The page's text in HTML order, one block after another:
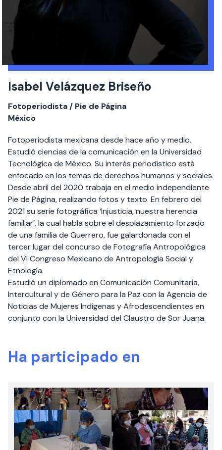
Isabel Velázquez Briseño
Fotoperiodista / Pie de Página
México
Fotoperiodista mexicana desde hace año y medio.
Estudió ciencias de la comunicación en la Universidad
Tecnológica de México. Su interés periodístico está
enfocado en los temas de derechos humanos y sociales.
Desde abril del 2020 trabaja en el medio independiente
Pie de Página, realizando fotos y texto. En febrero del
2021 su serie fotográfica ‘Injusticia, nuestra herencia
familiar’, la cual habla sobre el desplazamiento forzado
de una familia de Guerrero, fue galardonada con el
tercer lugar del concurso de Fotografía Antropológica
del VI Congreso Mexicano de Antropología Social y
Etnología.
Estudió un diplomado en Comunicación Comunitaria,
Intercultural y de Género para la Paz con la Agencia de
Noticias de Mujeres Indígenas y Afrodescendientes en
conjunto con la Universidad del Claustro de Sor Juana.
Ha participado en